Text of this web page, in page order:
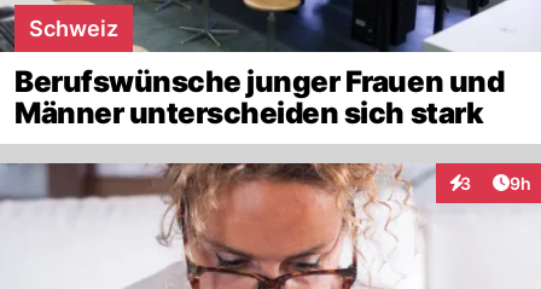
Schweiz
Berufswünsche junger Frauen und
Männer unterscheiden sich stark
3 9h